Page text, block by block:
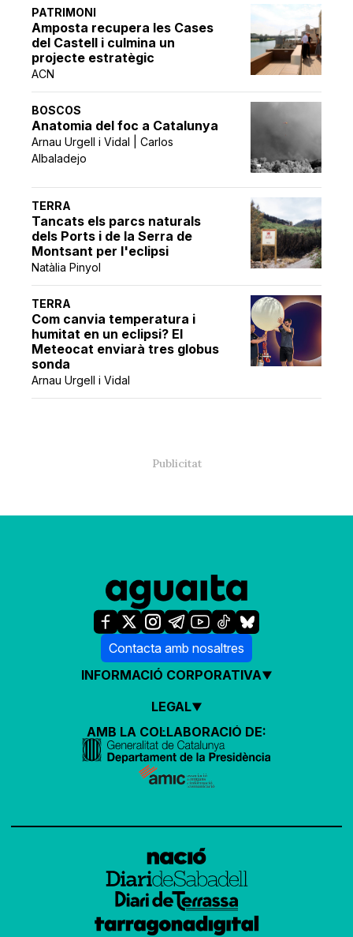
PATRIMONI
Amposta recupera les Cases
del Castell i culmina un
projecte estratègic
ACN
BOSCOS
Anatomia del foc a Catalunya
Arnau Urgell i Vidal | Carlos
Albaladejo
TERRA
Tancats els parcs naturals
dels Ports i de la Serra de
Montsant per l'eclipsi
Natàlia Pinyol
TERRA
Com canvia temperatura i
humitat en un eclipsi? El
Meteocat enviarà tres globus
sonda
Arnau Urgell i Vidal
Contacta amb nosaltres
INFORMACIÓ CORPORATIVA
LEGAL
AMB LA COL·LABORACIÓ DE: